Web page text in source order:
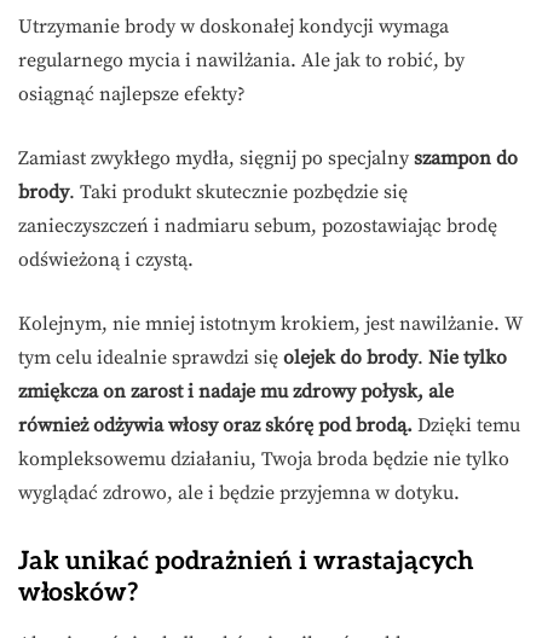
Utrzymanie brody w doskonałej kondycji wymaga
regularnego mycia i nawilżania. Ale jak to robić, by
osiągnąć najlepsze efekty?
Zamiast zwykłego mydła, sięgnij po specjalny szampon do
brody. Taki produkt skutecznie pozbędzie się
zanieczyszczeń i nadmiaru sebum, pozostawiając brodę
odświeżoną i czystą.
Kolejnym, nie mniej istotnym krokiem, jest nawilżanie. W
tym celu idealnie sprawdzi się olejek do brody. Nie tylko
zmiękcza on zarost i nadaje mu zdrowy połysk, ale
również odżywia włosy oraz skórę pod brodą. Dzięki temu
kompleksowemu działaniu, Twoja broda będzie nie tylko
wyglądać zdrowo, ale i będzie przyjemna w dotyku.
Jak unikać podrażnień i wrastających
włosków?